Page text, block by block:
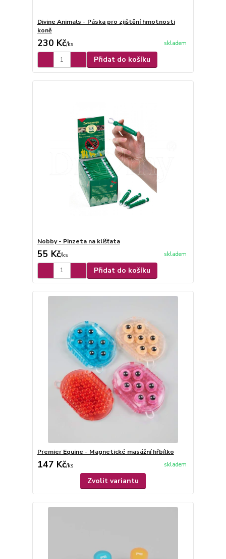
Divine Animals - Páska pro zjištění hmotnosti
koně
230 Kč/ks skladem
Přidat do košíku
Nobby - Pinzeta na klíšťata
55 Kč/ks skladem
Přidat do košíku
Premier Equine - Magnetické masážní hřbílko
147 Kč/ks skladem
Zvolit variantu